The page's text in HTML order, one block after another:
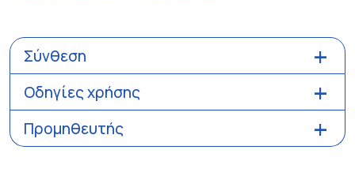
Σύνθεση
Οδηγίες χρήσης
Προμηθευτής